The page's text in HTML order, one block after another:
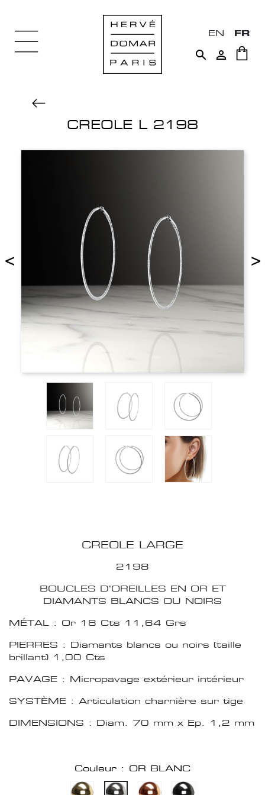
EN FR
 
CREOLE L 2198
< >
CREOLE LARGE
2198
BOUCLES D'OREILLES EN OR ET
DIAMANTS BLANCS OU NOIRS
MÉTAL : Or 18 Cts 11,64 Grs
PIERRES : Diamants blancs ou noirs (taille
brillant) 1,00 Cts
PAVAGE : Micropavage extérieur intérieur
SYSTÈME : Articulation charnière sur tige
DIMENSIONS : Diam. 70 mm x Ep. 1,2 mm
Couleur : OR BLANC